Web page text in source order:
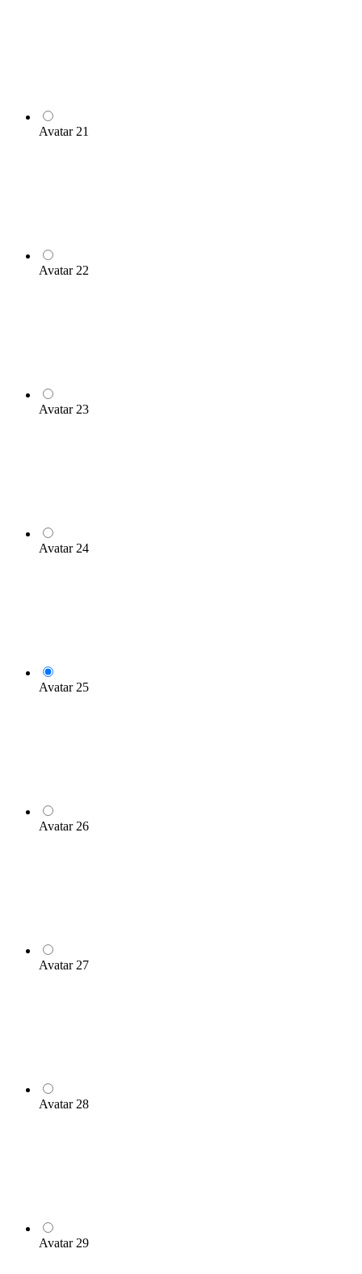
Avatar 21
Avatar 22
Avatar 23
Avatar 24
Avatar 25
Avatar 26
Avatar 27
Avatar 28
Avatar 29